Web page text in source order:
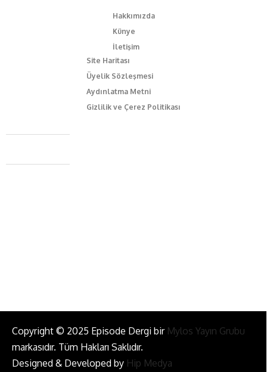
Hakkımızda
Künye
İletişim
Site Haritası
Üyelik Sözleşmesi
Aydınlatma Metni
Gizlilik ve Çerez Politikası
Caferağa Mah. Dr. Şakir Paşa Sok. No3/A Kadıköy İstanbul
+90 543 345 46 00
Copyright © 2025 Episode Dergi bir Mylos Yayın Grubu
markasıdır. Tüm Hakları Saklıdır.
Designed & Developed by Hip Medya